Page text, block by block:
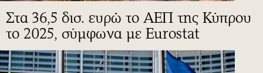
Στα 36,5 δισ. ευρώ το ΑΕΠ της Κύπρου
το 2025, σύμφωνα με Eurostat